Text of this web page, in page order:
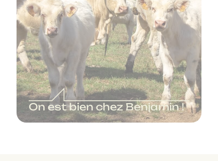
On est bien chez Benjamin !